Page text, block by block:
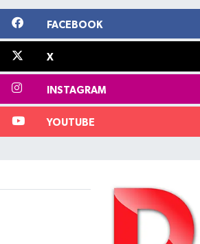
FACEBOOK
X
INSTAGRAM
YOUTUBE